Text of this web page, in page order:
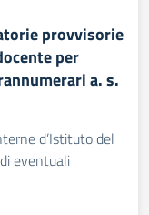
provvisorie
per
a. s.
d’Istituto del
eventuali